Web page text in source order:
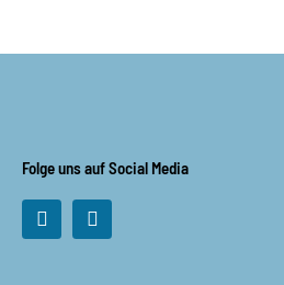
Folge uns auf Social Media
F
a
I
n